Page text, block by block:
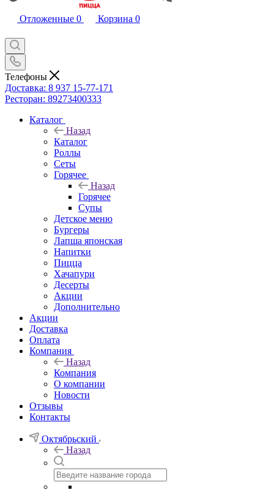
Отложенные 0 Корзина 0
Телефоны
Доставка: 8 937 15-77-171
Ресторан: 89273400333
Каталог
Назад
Каталог
Роллы
Сеты
Горячее
Назад
Горячее
Супы
Детское меню
Бургеры
Лапша японская
Напитки
Пицца
Хачапури
Десерты
Акции
Дополнительно
Акции
Доставка
Оплата
Компания
Назад
Компания
О компании
Новости
Отзывы
Контакты
Октябрьский
Назад